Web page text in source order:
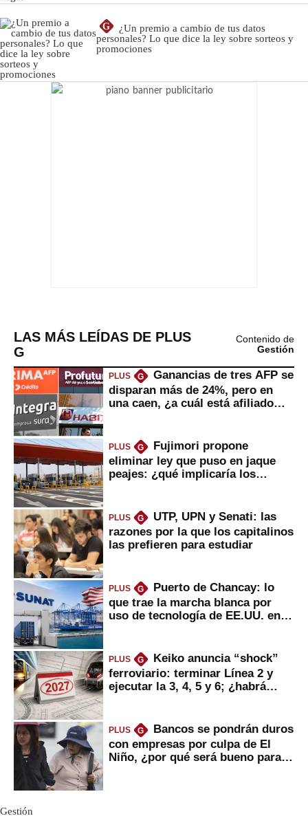
G
¿Un premio a cambio de tus datos
personales? Lo que dice la ley sobre sorteos y
promociones
LAS MÁS LEÍDAS DE PLUS
G
Contenido de
Gestión
PLUS G
Ganancias de tres AFP se
disparan más de 24%, pero en
una caen, ¿a cuál está afiliado
PLUS G
Fujimori propone
eliminar ley que puso en jaque
peajes: ¿qué implicaría los
PLUS G
UTP, UPN y Senati: las
razones por la que los capitalinos
las prefieren para estudiar
PLUS G
Puerto de Chancay: lo
que trae la marcha blanca por
uso de tecnología de EE.UU. en
PLUS G
Keiko anuncia “shock”
ferroviario: terminar Línea 2 y
ejecutar la 3, 4, 5 y 6; ¿habrá
PLUS G
Bancos se pondrán duros
con empresas por culpa de El
Niño, ¿por qué será bueno para
Gestión